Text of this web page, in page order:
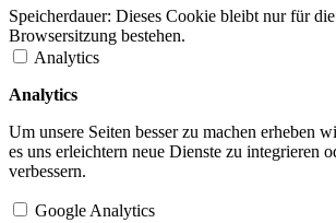
Speicherdauer: Dieses Cookie bleibt nur für
Browsersitzung bestehen.
Analytics
Analytics
Um unsere Seiten besser zu machen erheben
es uns erleichtern neue Dienste zu integrieren
verbessern.
Google Analytics